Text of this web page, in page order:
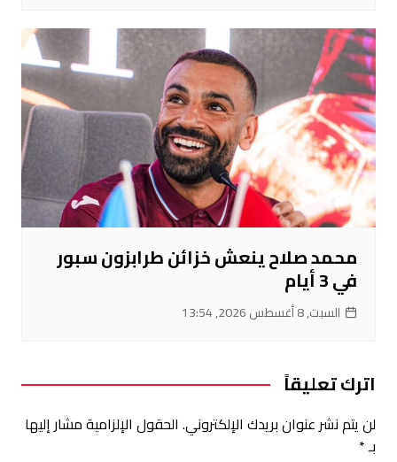
محمد صلاح ينعش خزائن طرابزون سبور
في 3 أيام
السبت, 8 أغسطس 2026, 13:54
اترك تعليقاً
لن يتم نشر عنوان بريدك الإلكتروني. الحقول الإلزامية مشار إليها
بـ*